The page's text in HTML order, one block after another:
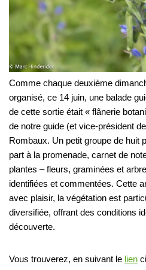
Comme chaque deuxième
organisé, ce 14 juin, une balade
de cette sortie était « flânerie
de notre guide (et vice-président
Rombaux. Un petit groupe de huit
part à la promenade, carnet de
plantes – fleurs, graminées et
identifiées et commentées. Cette
avec plaisir, la végétation est
diversifiée, offrant des conditions
découverte.
Vous trouverez, en suivant le lien